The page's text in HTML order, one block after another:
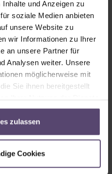
und Anzeigen zu
soziale Medien anbieten
unsere Website zu
wir Informationen zu Ihrer
an unsere Partner für
Analysen weiter. Unsere
möglicherweise mit
Sie ihnen bereitgestellt
zulassen
Cookies
Nein